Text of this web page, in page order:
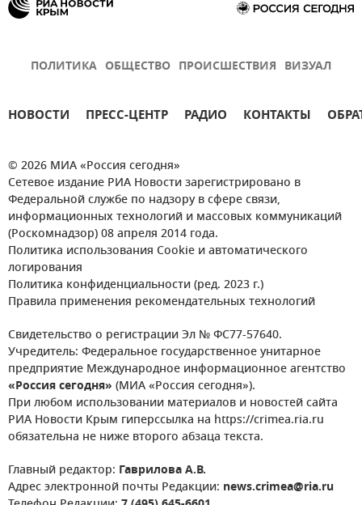
ПОЛИТИКА ОБЩЕСТВО ПРОИСШЕСТВИЯ ВИЗУАЛ
НОВОСТИ ПРЕСС-ЦЕНТР РАДИО КОНТАКТЫ
© 2026 МИА «Россия сегодня»
Сетевое издание РИА Новости зарегистрировано в
Федеральной службе по надзору в сфере связи,
информационных технологий и массовых коммуникаций
(Роскомнадзор) 08 апреля 2014 года.
Политика использования Cookie и автоматического
логирования
Политика конфиденциальности (ред. 2023 г.)
Правила применения рекомендательных технологий
Свидетельство о регистрации Эл № ФС77-57640.
Учредитель: Федеральное государственное унитарное
предприятие Международное информационное агентство
«Россия сегодня» (МИА «Россия сегодня»).
При любом использовании материалов и новостей сайта
РИА Новости Крым гиперссылка на https://crimea.ria.ru
обязательна не ниже второго абзаца текста.
Главный редактор: Гаврилова А.В.
Адрес электронной почты Редакции: news.crimea@ria.ru